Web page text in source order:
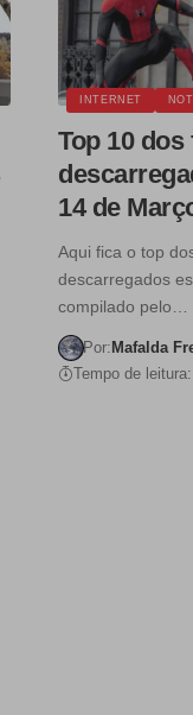
INTERNET
Top 10
14 de
Aqui fica o top
descarregados
compilado pelo…
Por: Mafalda
Tempo de